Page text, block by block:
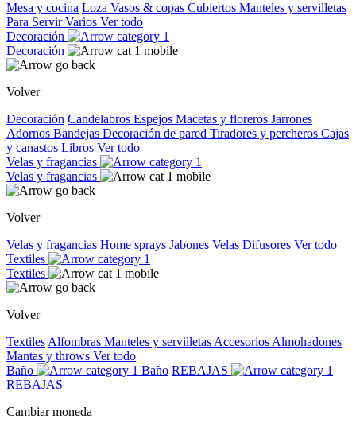
Mesa y cocina Loza Vasos & copas Cubiertos Manteles y servilletas
Para ServirVarios Ver todo
Decoración
Decoración
Volver
Decoración Candelabros Espejos Macetas y floreros Jarrones
Adornos Bandejas Decoración de pared Tiradores y percheros Cajas
y canastos Libros Ver todo
Velas y fragancias
Velas y fragancias
Volver
Velas y fragancias Home sprays Jabones Velas Difusores Ver todo
Textiles
Textiles
Volver
Textiles Alfombras Manteles y servilletas Accesorios Almohadones
Mantas y throws Ver todo
Baño
Baño REBAJAS
REBAJAS
Cambiar moneda